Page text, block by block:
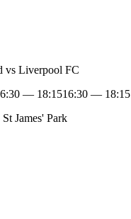
vs Liverpool FC
— 18:1516:30 — 18:15
James' Park